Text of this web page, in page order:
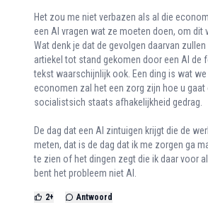
Het zou me niet verbazen als al die
een AI vragen wat ze moeten doen, om dit
Wat denk je dat de gevolgen daarvan
artiekel tot stand gekomen door een AI de
tekst waarschijnlijk ook. Een ding is wat
economen zal het een zorg zijn hoe u gaat
socialistsich staats afhakelijkheid gedrag.
De dag dat een AI zintuigen krijgt die de
meten, dat is de dag dat ik me zorgen ga
te zien of het dingen zegt die ik daar voor
bent het probleem niet AI.
2+ Antwoord